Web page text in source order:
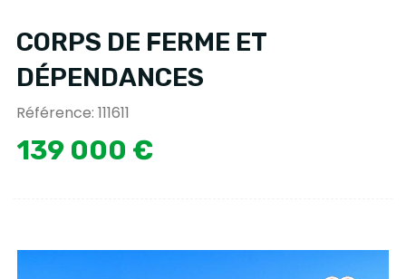
CORPS DE FERME ET
DÉPENDANCES
Référence: 111611
139 000 €